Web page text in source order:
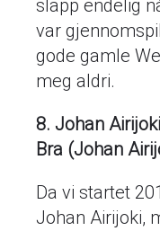
slapp endelig
var
gode gamle
meg aldri.
8. Johan
Bra (Johan
Da vi startet
Johan Airijoki,